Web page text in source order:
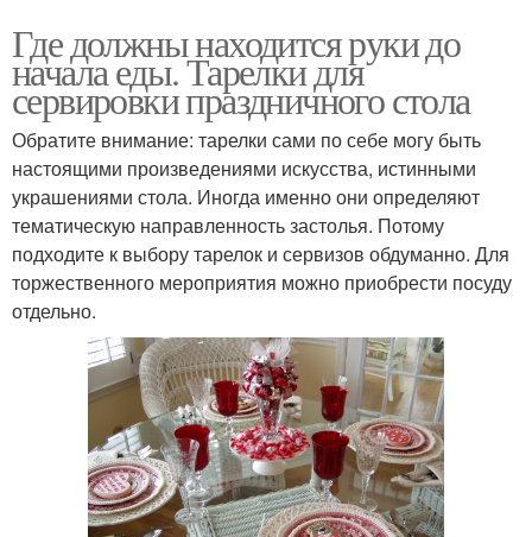
Где должны находится руки до
начала еды. Тарелки для
сервировки праздничного стола
Обратите внимание: тарелки сами по себе могу быть
настоящими произведениями искусства, истинными
украшениями стола. Иногда именно они определяют
тематическую направленность застолья. Потому
подходите к выбору тарелок и сервизов обдуманно. Для
торжественного мероприятия можно приобрести посуду
отдельно.